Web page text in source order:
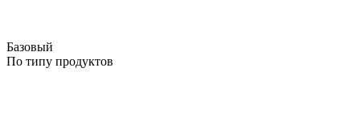
Базовый
По типу продуктов